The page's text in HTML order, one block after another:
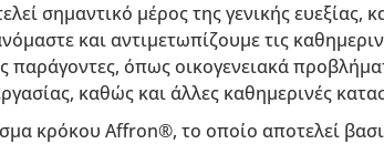
σημαντικό μέρος της γενικής ευεξίας,
και αντιμετωπίζουμε τις
όπως οικογενειακά
καθώς και άλλες καθημερινές
κρόκου Affron®, το οποίο αποτελεί